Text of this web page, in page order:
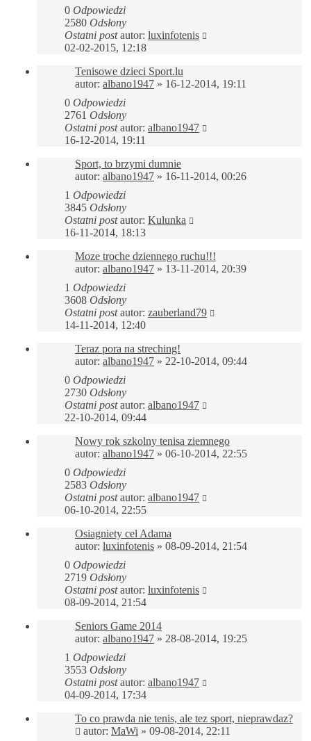
0 Odpowiedzi
2580 Odsłony
Ostatni postautor: luxinfotenis
02-02-2015, 12:18
Tenisowe dzieci Sport.lu
autor: albano1947 » 16-12-2014, 19:11
0 Odpowiedzi
2761 Odsłony
Ostatni postautor: albano1947
16-12-2014, 19:11
Sport, to brzymi dumnie
autor: albano1947 » 16-11-2014, 00:26
1 Odpowiedzi
3845 Odsłony
Ostatni postautor: Kulunka
16-11-2014, 18:13
Moze troche dziennego ruchu!!!
autor: albano1947 » 13-11-2014, 20:39
1 Odpowiedzi
3608 Odsłony
Ostatni postautor: zauberland79
14-11-2014, 12:40
Teraz pora na streching!
autor: albano1947 » 22-10-2014, 09:44
0 Odpowiedzi
2730 Odsłony
Ostatni postautor: albano1947
22-10-2014, 09:44
Nowy rok szkolny tenisa ziemnego
autor: albano1947 » 06-10-2014, 22:55
0 Odpowiedzi
2583 Odsłony
Ostatni postautor: albano1947
06-10-2014, 22:55
Osiagniety cel Adama
autor: luxinfotenis » 08-09-2014, 21:54
0 Odpowiedzi
2719 Odsłony
Ostatni postautor: luxinfotenis
08-09-2014, 21:54
Seniors Game 2014
autor: albano1947 » 28-08-2014, 19:25
1 Odpowiedzi
3553 Odsłony
Ostatni postautor: albano1947
04-09-2014, 17:34
To co prawda nie tenis, ale tez sport, nieprawdaz?
autor: MaWi » 09-08-2014, 22:11